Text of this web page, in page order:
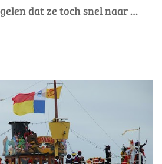
dat ze toch snel naar …